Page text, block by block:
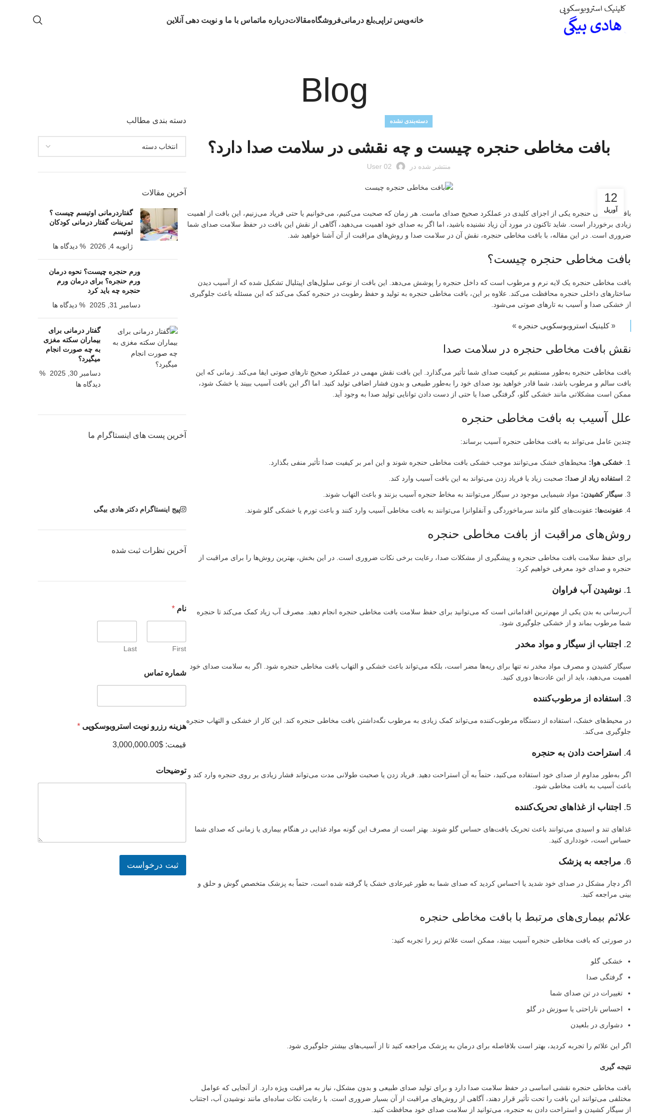
خانهویس تراپیبلع درمانیفروشگاهمقالاتدرباره ماتماس با ما و نوبت دهی آنلاین
Blog
دسته‌بندی نشده
بافت مخاطی حنجره چیست و چه نقشی در سلامت صدا دارد؟
منتشر شده در User 02
12
آوریل
بافت مخاطی حنجره یکی از اجزای کلیدی در عملکرد صحیح صدای ماست. هر زمان که صحبت می‌کنیم، می‌خوانیم یا حتی فریاد می‌زنیم، این بافت از اهمیت
زیادی برخوردار است. شاید تاکنون در مورد آن زیاد نشنیده باشید، اما اگر به صدای خود اهمیت می‌دهید، آگاهی از نقش این بافت در حفظ سلامت صدای شما
ضروری است. در این مقاله، با بافت مخاطی حنجره، نقش آن در سلامت صدا و روش‌های مراقبت از آن آشنا خواهید شد.
بافت مخاطی حنجره چیست؟
بافت مخاطی حنجره یک لایه نرم و مرطوب است که داخل حنجره را پوشش می‌دهد. این بافت از نوعی سلول‌های اپیتلیال تشکیل شده که از آسیب دیدن
ساختارهای داخلی حنجره محافظت می‌کند. علاوه بر این، بافت مخاطی حنجره به تولید و حفظ رطوبت در حنجره کمک می‌کند که این مسئله باعث جلوگیری
از خشکی صدا و آسیب به تارهای صوتی می‌شود.
«کلینیک استروبوسکوپی حنجره »
نقش بافت مخاطی حنجره در سلامت صدا
بافت مخاطی حنجره به‌طور مستقیم بر کیفیت صدای شما تأثیر می‌گذارد. این بافت نقش مهمی در عملکرد صحیح تارهای صوتی ایفا می‌کند. زمانی که این
بافت سالم و مرطوب باشد، شما قادر خواهید بود صدای خود را به‌طور طبیعی و بدون فشار اضافی تولید کنید. اما اگر این بافت آسیب ببیند یا خشک شود،
ممکن است مشکلاتی مانند خشکی گلو، گرفتگی صدا یا حتی از دست دادن توانایی تولید صدا به وجود آید.
علل آسیب به بافت مخاطی حنجره
چندین عامل می‌تواند به بافت مخاطی حنجره آسیب برساند:
خشکی هوا: محیط‌های خشک می‌توانند موجب خشکی بافت مخاطی حنجره شوند و این امر بر کیفیت صدا تأثیر منفی بگذارد.
استفاده زیاد از صدا: صحبت زیاد یا فریاد زدن می‌تواند به این بافت آسیب وارد کند.
سیگار کشیدن: مواد شیمیایی موجود در سیگار می‌توانند به مخاط حنجره آسیب بزنند و باعث التهاب شوند.
عفونت‌ها: عفونت‌های گلو مانند سرماخوردگی و آنفلوانزا می‌توانند به بافت مخاطی آسیب وارد کنند و باعث تورم یا خشکی گلو شوند.
روش‌های مراقبت از بافت مخاطی حنجره
برای حفظ سلامت بافت مخاطی حنجره و پیشگیری از مشکلات صدا، رعایت برخی نکات ضروری است. در این بخش، بهترین روش‌ها را برای مراقبت از
حنجره و صدای خود معرفی خواهیم کرد:
1. نوشیدن آب فراوان
آب‌رسانی به بدن یکی از مهم‌ترین اقداماتی است که می‌توانید برای حفظ سلامت بافت مخاطی حنجره انجام دهید. مصرف آب زیاد کمک می‌کند تا حنجره
شما مرطوب بماند و از خشکی جلوگیری شود.
2. اجتناب از سیگار و مواد مخدر
سیگار کشیدن و مصرف مواد مخدر نه تنها برای ریه‌ها مضر است، بلکه می‌تواند باعث خشکی و التهاب بافت مخاطی حنجره شود. اگر به سلامت صدای خود
اهمیت می‌دهید، باید از این عادت‌ها دوری کنید.
3. استفاده از مرطوب‌کننده
در محیط‌های خشک، استفاده از دستگاه مرطوب‌کننده می‌تواند کمک زیادی به مرطوب نگه‌داشتن بافت مخاطی حنجره کند. این کار از خشکی و التهاب حنجره
جلوگیری می‌کند.
4. استراحت دادن به حنجره
اگر به‌طور مداوم از صدای خود استفاده می‌کنید، حتماً به آن استراحت دهید. فریاد زدن یا صحبت طولانی مدت می‌تواند فشار زیادی بر روی حنجره وارد کند و
باعث آسیب به بافت مخاطی شود.
5. اجتناب از غذاهای تحریک‌کننده
غذاهای تند و اسیدی می‌توانند باعث تحریک بافت‌های حساس گلو شوند. بهتر است از مصرف این گونه مواد غذایی در هنگام بیماری یا زمانی که صدای شما
حساس است، خودداری کنید.
6. مراجعه به پزشک
اگر دچار مشکل در صدای خود شدید یا احساس کردید که صدای شما به طور غیرعادی خشک یا گرفته شده است، حتماً به پزشک متخصص گوش و حلق و
بینی مراجعه کنید.
علائم بیماری‌های مرتبط با بافت مخاطی حنجره
در صورتی که بافت مخاطی حنجره آسیب ببیند، ممکن است علائم زیر را تجربه کنید:
خشکی گلو
گرفتگی صدا
تغییرات در تن صدای شما
احساس ناراحتی یا سوزش در گلو
دشواری در بلعیدن
اگر این علائم را تجربه کردید، بهتر است بلافاصله برای درمان به پزشک مراجعه کنید تا از آسیب‌های بیشتر جلوگیری شود.
نتیجه گیری
بافت مخاطی حنجره نقشی اساسی در حفظ سلامت صدا دارد و برای تولید صدای طبیعی و بدون مشکل، نیاز به مراقبت ویژه دارد. از آنجایی که عوامل
مختلفی می‌توانند این بافت را تحت تأثیر قرار دهند، آگاهی از روش‌های مراقبت از آن بسیار ضروری است. با رعایت نکات ساده‌ای مانند نوشیدن آب، اجتناب
از سیگار کشیدن و استراحت دادن به حنجره، می‌توانید از سلامت صدای خود محافظت کنید.
دسته بندی مطالب
آخرین مقالات
گفتاردرمانی اوتیسم چیست ؟
تمرینات گفتار درمانی کودکان
اوتیسم
ژانویه 4, 2026
% دیدگاه ها
ورم حنجره چیست؟ نحوه درمان
ورم حنجره؟ برای درمان ورم
حنجره چه باید کرد
دسامبر 31, 2025
% دیدگاه ها
گفتار درمانی برای
بیماران سکته مغزی
به چه صورت انجام
میگیرد؟
دسامبر 30, 2025
%
دیدگاه ها
آخرین پست های اینستاگرام ما
پیج اینستاگرام دکتر هادی بیگی
آخرین نظرات ثبت شده
م
ا
س
و
ب
س
و
ی
ر
و
نام *
First
Last
ز
ر
ر
و
س
ن
ه
شماره تماس
هزینه رزرو نوبت استروبوسکوپی *
قیمت: $3,000,000.00
توضیحات
ثبت درخواست